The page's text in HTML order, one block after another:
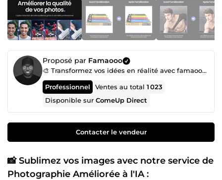
Proposé par Famaooo
🎨 Transformez vos idées en réalité avec famaooo – Votre expert en création digitale !
Professionnel Ventes au total1 023
Disponible surComeUp Direct
Contacter le vendeur
📸 Sublimez vos images avec notre service de
Photographie Améliorée à l'IA :